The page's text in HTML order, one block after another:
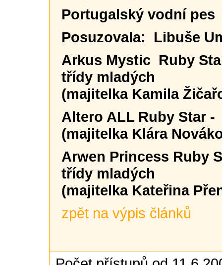
Portugalský vodní pes
Posuzovala: Libuše
Arkus Mystic Ruby
třídy mladých
(majitelka Kamila
Altero ALL Ruby
(majitelka Klára
Arwen Princess
třídy mladých
(majitelka Kateřina
zpět na výpis článků